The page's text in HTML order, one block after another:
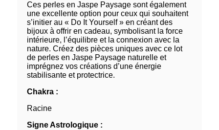
Ces perles en Jaspe Paysage sont également
une excellente option pour ceux qui souhaitent
s’initier au « Do It Yourself » en créant des
bijoux à offrir en cadeau, symbolisant la force
intérieure, l’équilibre et la connexion avec la
nature. Créez des pièces uniques avec ce lot
de perles en Jaspe Paysage naturelle et
imprégnez vos créations d’une énergie
stabilisante et protectrice.
Chakra :
Racine
Signe Astrologique :